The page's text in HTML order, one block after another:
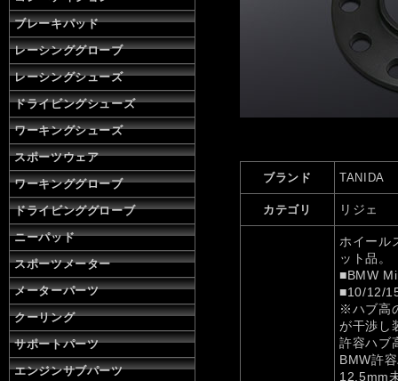
ー
ツ
リ
ジ
ェ
の
通
販
株
式
会
社
タ
ニ
ダ
ブレーキパッド
レーシンググローブ
レーシングシューズ
ドライビングシューズ
ワーキングシューズ
スポーツウェア
ワーキンググローブ
ドライビンググローブ
ニーパッド
スポーツメーター
メーターパーツ
クーリング
サポートパーツ
エンジンサブパーツ
ブランド TANIDA
カテゴリ リジェ
ホイール
ット品。
■BMW
■10/12/
※ハブ高
が干渉し
許容ハブ
BMW許
12.5mm